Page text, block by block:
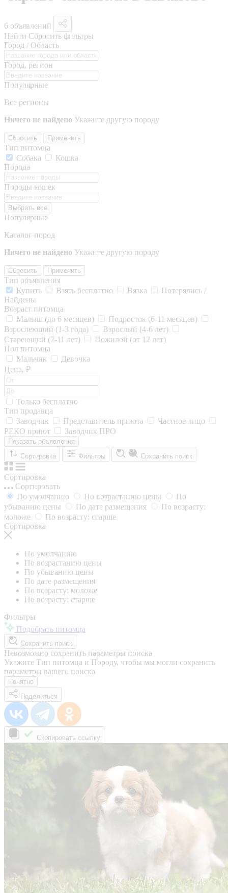
6 объявлений
Найти Сбросить фильтры
Город / Область
Город, регион
Популярные
Все регионы
Ничего не найдено Укажите другую породу
Сбросить Применить
Тип питомца
Собака
Кошка
Порода
Породы кошек
Выбрать все
Популярные
Каталог пород
Ничего не найдено Укажите другую породу
Сбросить Применить
Тип объявления
Купить
Взять бесплатно Вязка
Потерялись /
Найдены
Возраст питомца
Малыш (до 6 месяцев)
Подросток (6-11 месяцев)
Взрослеющий (1-3 года)
Взрослый (4-6 лет)
Стареющий (7-11 лет)
Пожилой (от 12 лет)
Пол питомца
Мальчик
Девочка
Цена, ₽
Только бесплатно
Тип продавца
Заводчик
Представитель приюта
Частное лицо
РЕКО приют
Заводчик ПРО
Показать объявления
Сортировка
Фильтры Сохранить поиск
Сортировка
Сортировать
По умолчанию
По возрастанию цены
По
убыванию цены
По дате размещения
По возрасту:
моложе
По возрасту: старше
Сортировка
По умолчанию
По возрастанию цены
По убыванию цены
По дате размещения
По возрасту: моложе
По возрасту: старше
Фильтры
Подобрать питомца
Сохранить поиск
Невозможно сохранить параметры поиска
Укажите Тип питомца и Породу, чтобы мы могли сохранить
параметры вашего поиска
Понятно
Поделиться
Скопировать ссылку